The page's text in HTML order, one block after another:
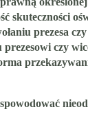
prezesa
czy